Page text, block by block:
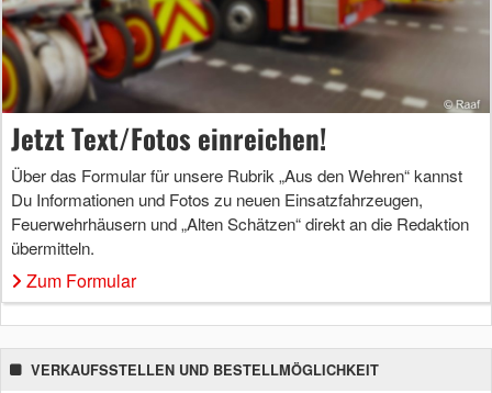
Jetzt Text/Fotos einreichen!
Über das Formular für unsere Rubrik „Aus den Wehren“ kannst
Du Informationen und Fotos zu neuen Einsatzfahrzeugen,
Feuerwehrhäusern und „Alten Schätzen“ direkt an die Redaktion
übermitteln.
Zum Formular
VERKAUFSSTELLEN UND BESTELLMÖGLICHKEIT